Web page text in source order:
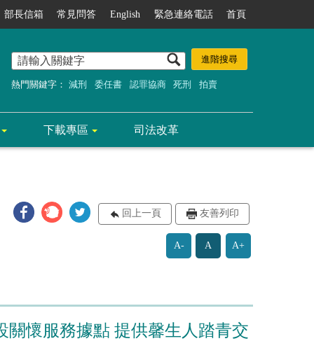
部長信箱 常見問答 English 緊急連絡電話 首頁
熱門關鍵字： 減刑 委任書 認罪協商 死刑 拍賣
下載專區 司法改革
回上一頁 友善列印
A- A A+
懷服務據點 提供馨生人踏青交